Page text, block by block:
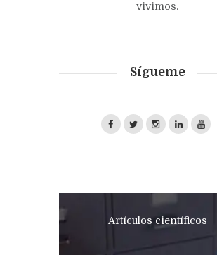
vivimos.
Sígueme
Artículos científicos